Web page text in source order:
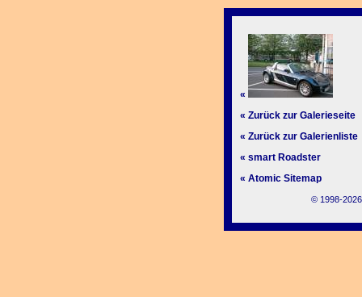
«
« Zurück zur Galerieseite
« Zurück zur Galerienliste
« smart Roadster
« Atomic Sitemap
© 1998-